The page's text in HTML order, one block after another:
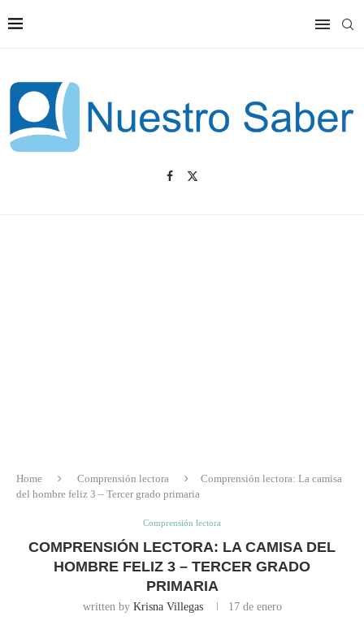
Home Comprensión lectora
Comprensión lectora: La camisa
del hombre feliz 3 – Tercer grado primaria
Comprensión lectora
COMPRENSIÓN LECTORA: LA CAMISA DEL
HOMBRE FELIZ 3 – TERCER GRADO
PRIMARIA
written by Krisna Villegas 17 de enero